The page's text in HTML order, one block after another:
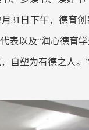
31日下午，德育
以及“润心德育
自塑为有德之人